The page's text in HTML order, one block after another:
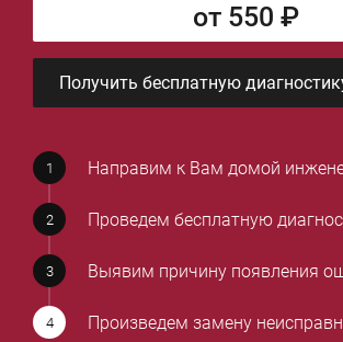
от 550 ₽
Получить бесплатную
Направим к Вам домой
Проведем бесплатную
Выявим причину появления
Произведем замену